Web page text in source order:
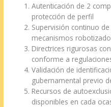
Autenticación de 2
protección de perfil
Supervisión continuo
mecanismos
Directrices rigurosas
conforme a
Validación de
gubernamental previo
Recursos de
disponibles en cada